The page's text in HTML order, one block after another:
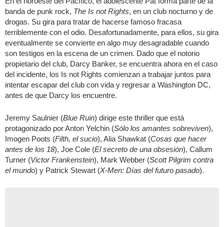
banda de punk rock, The Is not Rights, en un club nocturno y de
drogas. Su gira para tratar de hacerse famoso fracasa
terriblemente con el odio. Desafortunadamente, para ellos, su gira
eventualmente se convierte en algo muy desagradable cuando
son testigos en la escena de un crimen. Dado que el notorio
propietario del club, Darcy Banker, se encuentra ahora en el caso
del incidente, los Is not Rights comienzan a trabajar juntos para
intentar escapar del club con vida y regresar a Washington DC,
antes de que Darcy los encuentre.
Jeremy Saulnier (Blue Ruin) dirige este thriller que está
protagonizado por Anton Yelchin (Sólo los amantes sobreviven),
Imogen Poots (Filth, el sucio), Alia Shawkat (Cosas que hacer
antes de los 18), Joe Cole (El secreto de una obsesión), Callum
Turner (Victor Frankenstein), Mark Webber (Scott Pilgrim contra
el mundo) y Patrick Stewart (X-Men: Días del futuro pasado).